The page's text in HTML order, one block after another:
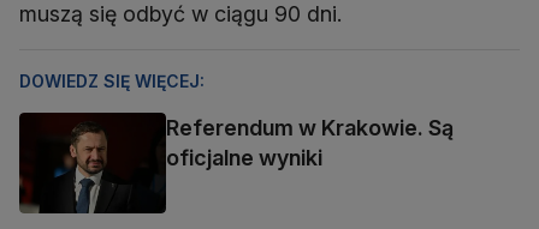
muszą się odbyć w ciągu 90 dni.
DOWIEDZ SIĘ WIĘCEJ:
Referendum w Krakowie. Są
oficjalne wyniki